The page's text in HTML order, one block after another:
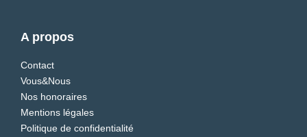
A propos
Contact
Vous&Nous
Nos honoraires
Mentions légales
Politique de confidentialité